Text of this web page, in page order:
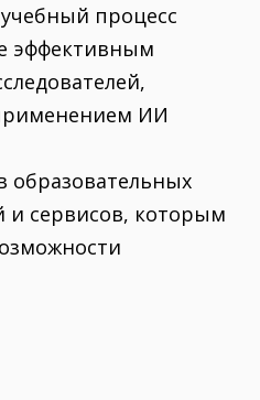
процесс
эффективным
ИИ
образовательных
и сервисов, которым